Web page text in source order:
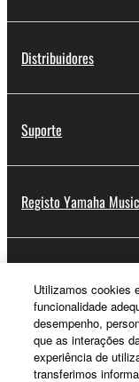
Distribuidores
Suporte
Registo Yamaha
Portugal -
Negócio
Utilizamos cookies
funcionalidade
desempenho,
que as interações
experiência de
transferimos